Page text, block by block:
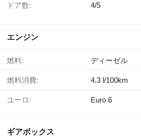
ドア数: 4/5
エンジン
燃料: ディーゼル
燃料消費: 4.3 l/100km
ユーロ: Euro 6
ギアボックス